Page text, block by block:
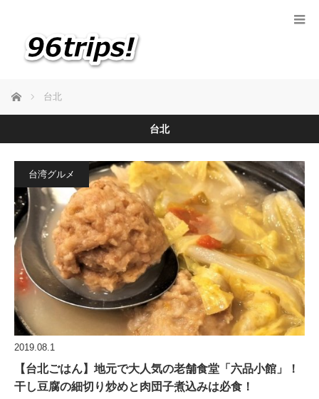
ホーム 台北
台北
台湾グルメ
2019.08.1
【台北ごはん】地元で大人気の老舗食堂「六品小館」！
干し豆腐の細切り炒めと肉団子煮込みは必食！